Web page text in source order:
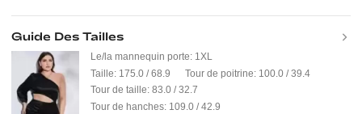
Guide Des Tailles
Le/la mannequin porte: 1XL
Taille: 175.0 / 68.9 Tour de poitrine: 100.0 / 39.4
Tour de taille: 83.0 / 32.7
Tour de hanches: 109.0 / 42.9